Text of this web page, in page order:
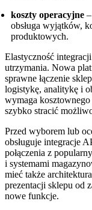
koszty operacyjne
obsługa wyjątków,
produktowych.
Elastyczność
utrzymania. Nowa
sprawne łączenie
logistykę, analitykę i
wymaga
szybko stracić
Przed wyborem lub
obsługuje integracje
połączenia z
i systemami
mieć także
prezentacji sklepu od
nowe funkcje.